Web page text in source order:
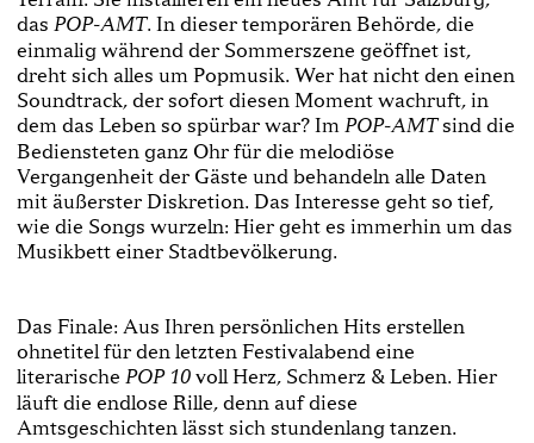
das POP-­AMT. In dieser temporären Behörde, die
einmalig während der Sommerszene geöffnet ist,
dreht sich alles um Popmusik. Wer hat nicht den einen
Soundtrack, der sofort diesen Moment wachruft, in
dem das Leben so spürbar war? Im POP­-AMTsind die
Bediensteten ganz Ohr für die melodiöse
Vergangenheit der Gäste und behandeln alle Daten
mit äußerster Diskretion. Das Interesse geht so tief,
wie die Songs wurzeln: Hier geht es immerhin um das
Musikbett einer Stadtbevölkerung.
Das Finale: Aus Ihren persönlichen Hits erstellen
ohnetitel für den letzten Festivalabend eine
literarische POP 10 voll Herz, Schmerz & Leben. Hier
läuft die endlose Rille, denn auf diese
Amtsgeschichten lässt sich stundenlang tanzen.